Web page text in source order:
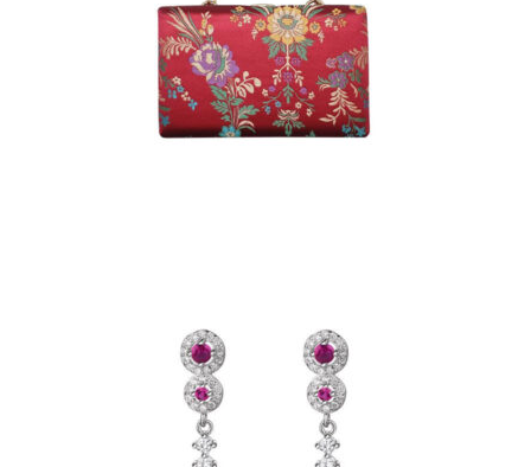
BOLSO DE INVITADA ROJO
BORDADO CON FLORES
41,32€
PENDIENTES DE PLATA
RODIADA CON CHATONES
DE CIRCONITAS Y GOTA DE
COLOR ROJO